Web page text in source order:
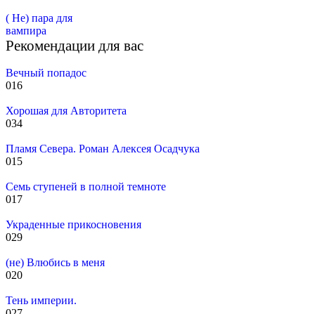
( Не) пара для
вампира
Рекомендации для вас
Вечный попадос
016
Хорошая для Авторитета
034
Пламя Севера. Роман Алексея Осадчука
015
Семь ступеней в полной темноте
017
Украденные прикосновения
029
(не) Влюбись в меня
020
Тень империи.